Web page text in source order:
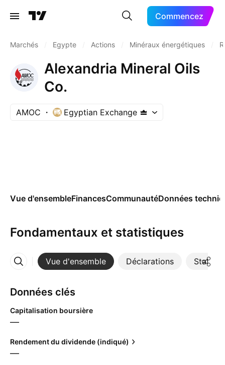
Commencez
Marchés Egypte Actions Minéraux énergétiques
Alexandria Mineral Oils
Co.
AMOC Egyptian Exchange
Vue d'ensembleFinancesCommunautéDonnées
Fondamentaux et statistiques
Vue d'ensemble Déclarations
Plus
Données clés
Capitalisation boursière
—
Rendement du dividende (indiqué)
—